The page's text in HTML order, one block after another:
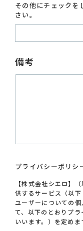
その他にチェックを
さい。
備考
プライバシーポリシ
【株式会社シエロ】
供するサービス（以下
ユーザーについての
て、以下のとおりプ
いいます。）を定めま